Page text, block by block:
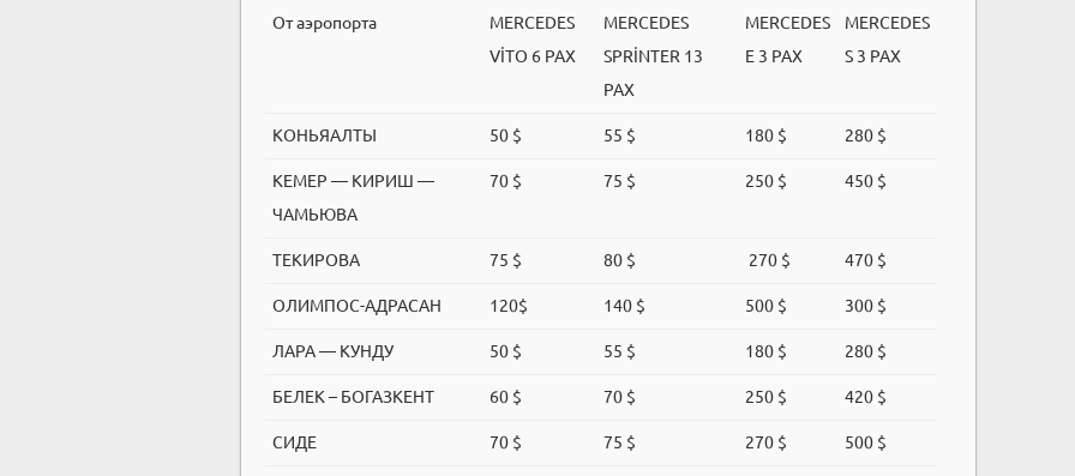
От аэропорта
MERCEDES
VİTO 6 PAX
MERCEDES
SPRİNTER 13
PAX
MERCEDES
E 3 PAX
MERCEDES
S 3 PAX
КОНЬЯАЛТЫ 50 $ 55 $ 180 $ 280 $
КЕМЕР — КИРИШ —
ЧАМЬЮВА
70 $ 75 $ 250 $ 450 $
ТЕКИРОВА 75 $ 80 $ 270 $ 470 $
ОЛИМПОС-АДРАСАН 120$ 140 $ 500 $ 300 $
ЛАРА — КУНДУ 50 $ 55 $ 180 $ 280 $
БЕЛЕК – БОГАЗКЕНТ 60 $ 70 $ 250 $ 420 $
СИДЕ 70 $ 75 $ 270 $ 500 $